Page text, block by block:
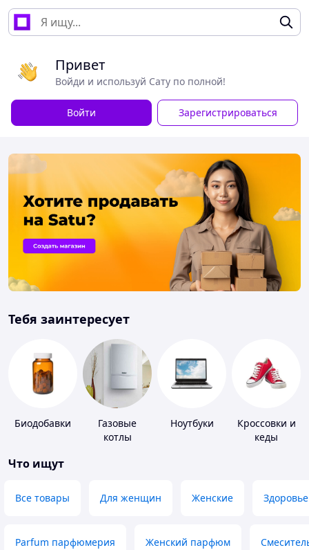
Привет
Войди и используй Сату по полной!
Войти Зарегистрироваться
Тебя заинтересует
Биодобавки
Газовые
котлы
Ноутбуки
Кроссовки и
кеды
Что ищут
Все товары Для женщин Женские Здоровье
Parfum парфюмерия Женский парфюм